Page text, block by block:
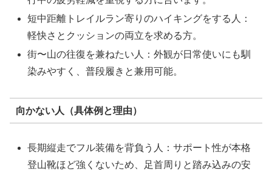
短中距離トレイルラン寄りのハイキングをする人：
軽快さとクッションの両立を求める方。
街〜山の往復を兼ねたい人：外観が日常使いにも馴
染みやすく、普段履きと兼用可能。
向かない人（具体例と理由）
長期縦走でフル装備を背負う人：サポート性が本格
登山靴ほど強くないため、足首周りと踏み込みの安